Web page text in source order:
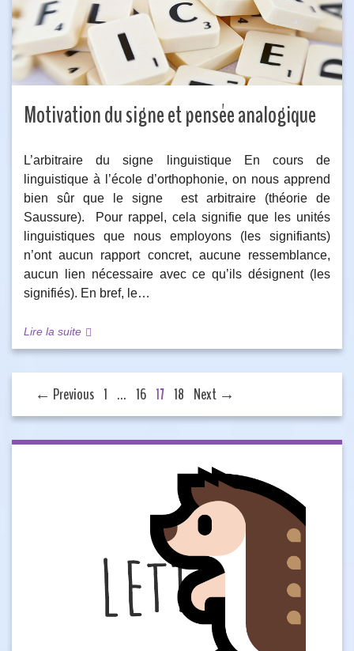
Motivation du signe et pensée analogique
L’arbitraire du signe linguistique En cours de
linguistique à l’école d’orthophonie, on nous apprend
bien sûr que le signe est arbitraire (théorie de
Saussure). Pour rappel, cela signifie que les unités
linguistiques que nous employons (les signifiants)
n’ont aucun rapport concret, aucune ressemblance,
aucun lien nécessaire avec ce qu’ils désignent (les
signifiés). En bref, le…
Lire la suite
← Previous 1 … 16 17 18 Next →